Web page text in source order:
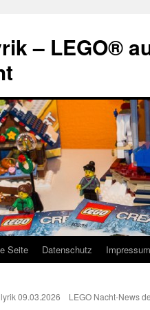
– LEGO®
Seite Datenschutz Impressum
09.03.2026 LEGO Nacht-News